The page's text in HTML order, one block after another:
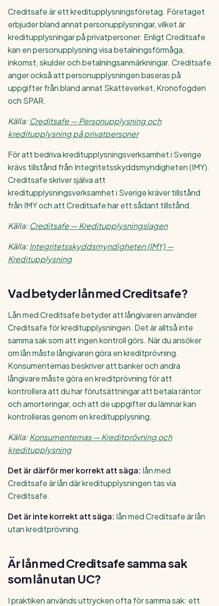
Creditsafe är ett kreditupplysningsföretag. Företaget
erbjuder bland annat personupplysningar, vilket är
kreditupplysningar på privatpersoner. Enligt Creditsafe
kan en personupplysning visa betalningsförmåga,
inkomst, skulder och betalningsanmärkningar. Creditsafe
anger också att personupplysningen baseras på
uppgifter från bland annat Skatteverket, Kronofogden
och SPAR.
Källa: Creditsafe — Personupplysning och
kreditupplysning på privatpersoner
För att bedriva kreditupplysningsverksamhet i Sverige
krävs tillstånd från Integritetsskyddsmyndigheten (IMY).
Creditsafe skriver själva att
kreditupplysningsverksamhet i Sverige kräver tillstånd
från IMY och att Creditsafe har ett sådant tillstånd.
Källa: Creditsafe — Kreditupplysningslagen
Källa:Integritetsskyddsmyndigheten (IMY) —
Kreditupplysning
Vad betyder lån med Creditsafe?
Lån med Creditsafe betyder att långivaren använder
Creditsafe för kreditupplysningen. Det är alltså inte
samma sak som att ingen kontroll görs. När du ansöker
om lån måste långivaren göra en kreditprövning.
Konsumenternas beskriver att banker och andra
långivare måste göra en kreditprövning för att
kontrollera att du har förutsättningar att betala räntor
och amorteringar, och att de uppgifter du lämnar kan
kontrolleras genom en kreditupplysning.
Källa:Konsumenternas — Kreditprövning och
kreditupplysning
Det är därför mer korrekt att säga: lån med
Creditsafe är lån där kreditupplysningen tas via
Creditsafe.
Det är inte korrekt att säga: lån med Creditsafe är lån
utan kreditprövning.
Är lån med Creditsafe samma sak
som lån utan UC?
I praktiken används uttrycken ofta för samma sak: ett